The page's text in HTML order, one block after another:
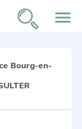
menu
Bourg-en-